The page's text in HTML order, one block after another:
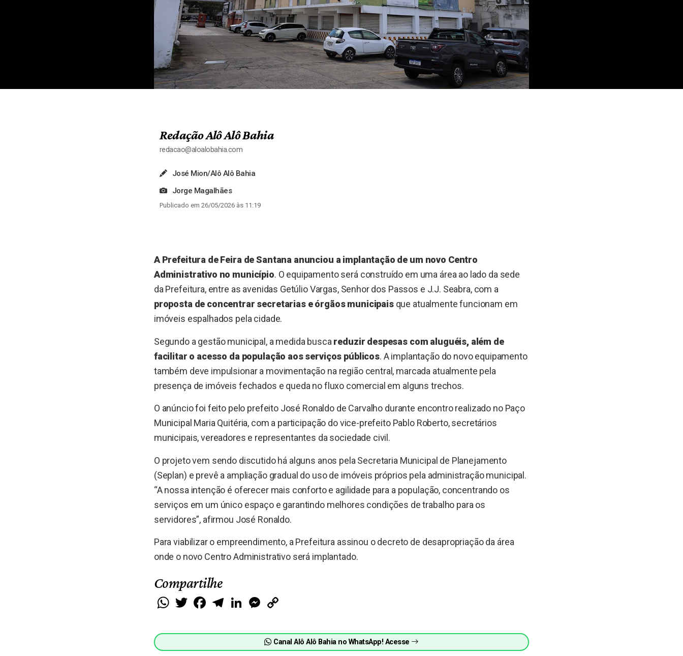
Redação Alô Alô Bahia
redacao@aloalobahia.com
José Mion/Alô Alô Bahia
Jorge Magalhães
Publicado em 26/05/2026 às 11:19
A Prefeitura de Feira de Santana anunciou a implantação de um novo Centro
Administrativo no município. O equipamento será construído em uma área ao lado da sede
da Prefeitura, entre as avenidas Getúlio Vargas, Senhor dos Passos e J.J. Seabra, com a
proposta de concentrar secretarias e órgãos municipaisque atualmente funcionam em
imóveis espalhados pela cidade.
Segundo a gestão municipal, a medida busca reduzir despesas com aluguéis, além de
facilitar o acesso da população aos serviços públicos. A implantação do novo equipamento
também deve impulsionar a movimentação na região central, marcada atualmente pela
presença de imóveis fechados e queda no fluxo comercial em alguns trechos.
O anúncio foi feito pelo prefeito José Ronaldo de Carvalho durante encontro realizado no Paço
Municipal Maria Quitéria, com a participação do vice-prefeito Pablo Roberto, secretários
municipais, vereadores e representantes da sociedade civil.
O projeto vem sendo discutido há alguns anos pela Secretaria Municipal de Planejamento
(Seplan) e prevê a ampliação gradual do uso de imóveis próprios pela administração municipal.
“A nossa intenção é oferecer mais conforto e agilidade para a população, concentrando os
serviços em um único espaço e garantindo melhores condições de trabalho para os
servidores”, afirmou José Ronaldo.
Para viabilizar o empreendimento, a Prefeitura assinou o decreto de desapropriação da área
onde o novo Centro Administrativo será implantado.
Compartilhe
WhatsApp
Twitter FacebookTelegramLinkedIn Messenger
Canal Alô Alô Bahia no WhatsApp! Acesse